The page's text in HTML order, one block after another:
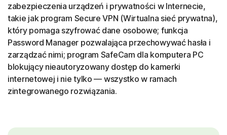
zabezpieczenia urządzeń i prywatności w Internecie,
takie jak program Secure VPN (Wirtualna sieć prywatna),
który pomaga szyfrować dane osobowe; funkcja
Password Manager pozwalająca przechowywać hasła i
zarządzać nimi; program SafeCam dla komputera PC
blokujący nieautoryzowany dostęp do kamerki
internetowej i nie tylko — wszystko w ramach
zintegrowanego rozwiązania.